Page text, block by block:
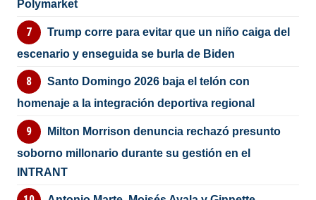
Polymarket
Trump corre para evitar que un niño caiga del
escenario y enseguida se burla de Biden
Santo Domingo 2026 baja el telón con
homenaje a la integración deportiva regional
Milton Morrison denuncia rechazó presunto
soborno millonario durante su gestión en el
INTRANT